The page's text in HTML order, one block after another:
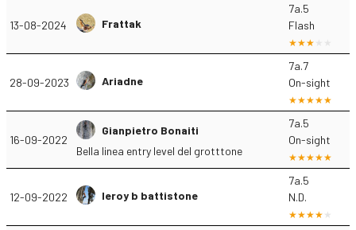
13-08-2024 Frattak
7a.5
Flash
28-09-2023 Ariadne
7a.7
On-sight
16-09-2022
Gianpietro Bonaiti
Bella linea entry level del grotttone
7a.5
On-sight
12-09-2022 leroy b battistone
7a.5
N.D.